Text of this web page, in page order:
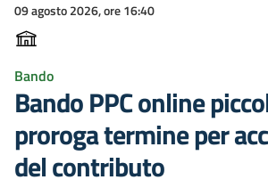
09 agosto 2026, ore 16:40
Bando
Bando PPC online
proroga termine per
del contributo